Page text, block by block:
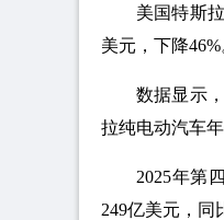
美国特斯
美元，下降46%
数据显示
拉纯电动汽车
2025年第
249亿美元，同